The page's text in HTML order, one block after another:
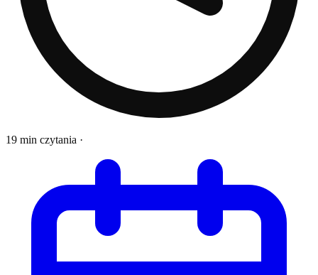
19 min czytania ·